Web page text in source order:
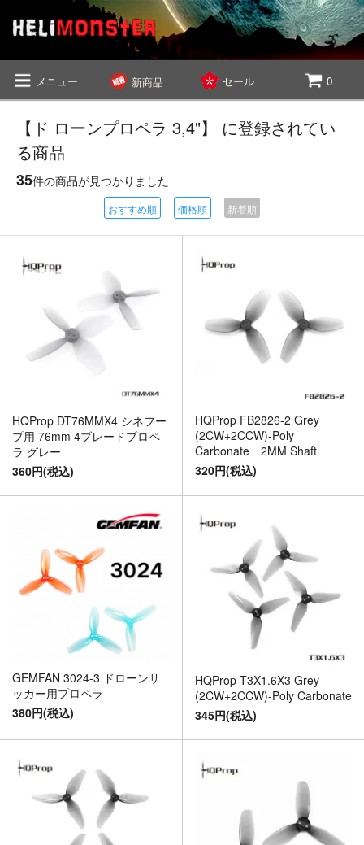
メニュー 新商品 セール 0
【ド ローンプロペラ 3,4"】 に登録されてい
る商品
35件の商品が見つかりました
おすすめ順 価格順 新着順
HQProp DT76MMX4 シネフー
プ用 76mm 4ブレードプロペ
ラ グレー
360円(税込)
HQProp FB2826-2 Grey
(2CW+2CCW)-Poly
Carbonate 2MM Shaft
320円(税込)
GEMFAN 3024-3 ドローンサ
ッカー用プロペラ
380円(税込)
HQProp T3X1.6X3 Grey
(2CW+2CCW)-Poly Carbonate
345円(税込)